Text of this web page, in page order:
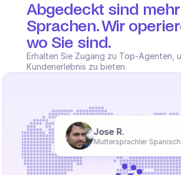
Abgedeckt sind
Sprachen. Wir
wo Sie sind.
Erhalten Sie Zugang zu Top-Agenten,
Kundenerlebnis zu bieten.
Jose R.
Muttersprachler Spanisch